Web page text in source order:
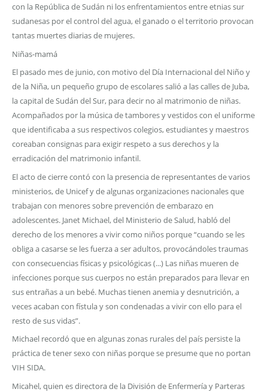
con la República de Sudán ni los enfrentamientos entre etnias sur
sudanesas por el control del agua, el ganado o el territorio provocan
tantas muertes diarias de mujeres.
Niñas-mamá
El pasado mes de junio, con motivo del Día Internacional del Niño y
de la Niña, un pequeño grupo de escolares salió a las calles de Juba,
la capital de Sudán del Sur, para decir no al matrimonio de niñas.
Acompañados por la música de tambores y vestidos con el uniforme
que identificaba a sus respectivos colegios, estudiantes y maestros
coreaban consignas para exigir respeto a sus derechos y la
erradicación del matrimonio infantil.
El acto de cierre contó con la presencia de representantes de varios
ministerios, de Unicef y de algunas organizaciones nacionales que
trabajan con menores sobre prevención de embarazo en
adolescentes. Janet Michael, del Ministerio de Salud, habló del
derecho de los menores a vivir como niños porque “cuando se les
obliga a casarse se les fuerza a ser adultos, provocándoles traumas
con consecuencias físicas y psicológicas (...) Las niñas mueren de
infecciones porque sus cuerpos no están preparados para llevar en
sus entrañas a un bebé. Muchas tienen anemia y desnutrición, a
veces acaban con fístula y son condenadas a vivir con ello para el
resto de sus vidas”.
Michael recordó que en algunas zonas rurales del país persiste la
práctica de tener sexo con niñas porque se presume que no portan
VIH SIDA.
Micahel, quien es directora de la División de Enfermería y Parteras